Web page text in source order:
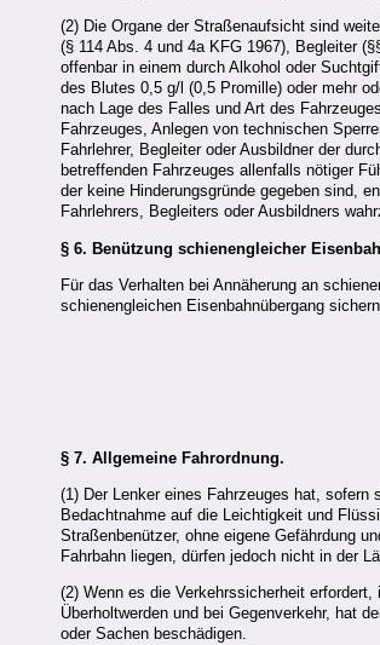
(2) Die Organe der Straßenaufsicht sind
(§ 114 Abs. 4 und 4a KFG 1967), Begleiter
offenbar in einem durch Alkohol oder
des Blutes 0,5 g/l (0,5 Promille) oder mehr
nach Lage des Falles und Art des
Fahrzeuges, Anlegen von technischen
Fahrlehrer, Begleiter oder Ausbildner der
betreffenden Fahrzeuges allenfalls nötiger
der keine Hinderungsgründe gegeben sind,
Fahrlehrers, Begleiters oder Ausbildners
§ 6. Benützung schienengleicher
Für das Verhalten bei Annäherung an
schienengleichen Eisenbahnübergang
§ 7. Allgemeine Fahrordnung.
(1) Der Lenker eines Fahrzeuges hat,
Bedachtnahme auf die Leichtigkeit und
Straßenbenützer, ohne eigene Gefährdung
Fahrbahn liegen, dürfen jedoch nicht in der
(2) Wenn es die Verkehrssicherheit
Überholtwerden und bei Gegenverkehr, hat
oder Sachen beschädigen.